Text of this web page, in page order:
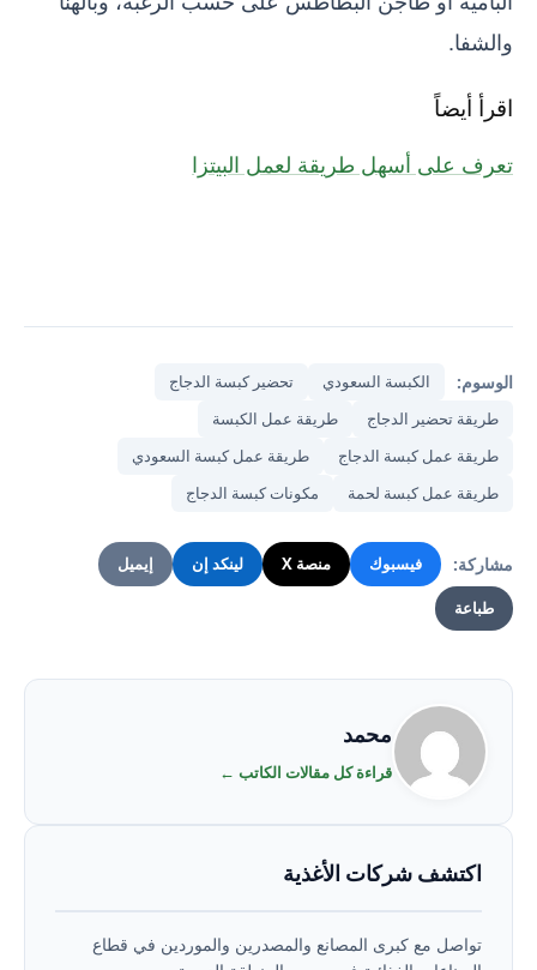
والشفا.
اقرأ أيضاً
تعرف على أسهل طريقة لعمل البيتزا
الوسوم: الكبسة السعودي
تحضير كبسة الدجاج
طريقة تحضير الدجاج
طريقة عمل الكبسة
طريقة عمل كبسة الدجاج
طريقة عمل كبسة السعودي
طريقة عمل كبسة لحمة
مكونات كبسة الدجاج
مشاركة: فيسبوك منصة X لينكد إن إيميل
طباعة
محمد
قراءة كل مقالات الكاتب ←
اكتشف شركات الأغذية
تواصل مع كبرى المصانع والمصدرين والموردين في قطاع